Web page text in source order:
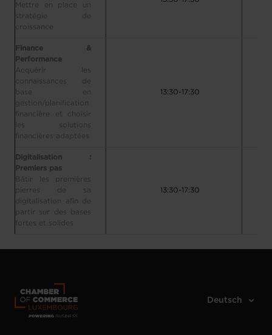
Mettre en place un
stratégie de
croissance
Finance &
Performance
Acquérir les
connaissances de
base en
gestion/planification
financière et choisir
les solutions
financières adaptées
13:30-17:30
Digitalisation :
Premiers pas
Bâtir les premières
pierres de sa
digitalisation afin de
partir sur des bases
fortes et solides
13:30-17:30